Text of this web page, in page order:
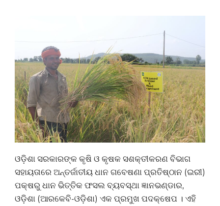
ଓଡ଼ିଶା ସରକାରଙ୍କ କୃଷି ଓ କୃଷକ ସଶକ୍ତୀକରଣ ବିଭାଗ
ସହାୟତାରେ ଅନ୍ତର୍ଜାତୀୟ ଧାନ ଗବେଷଣା ପ୍ରତିଷ୍ଠାନ (ଇରୀ)
ପକ୍ଷରୁ ଧାନ ଭିତ୍ତିକ ଫସଲ ବ୍ୟବସ୍ଥା ଜ୍ଞାନଭଣ୍ଡାର,
ଓଡ଼ିଶା (ଆରକେବି-ଓଡ଼ିଶା) ଏକ ପ୍ରମୁଖ ପଦକ୍ଷେପ । ଏହି